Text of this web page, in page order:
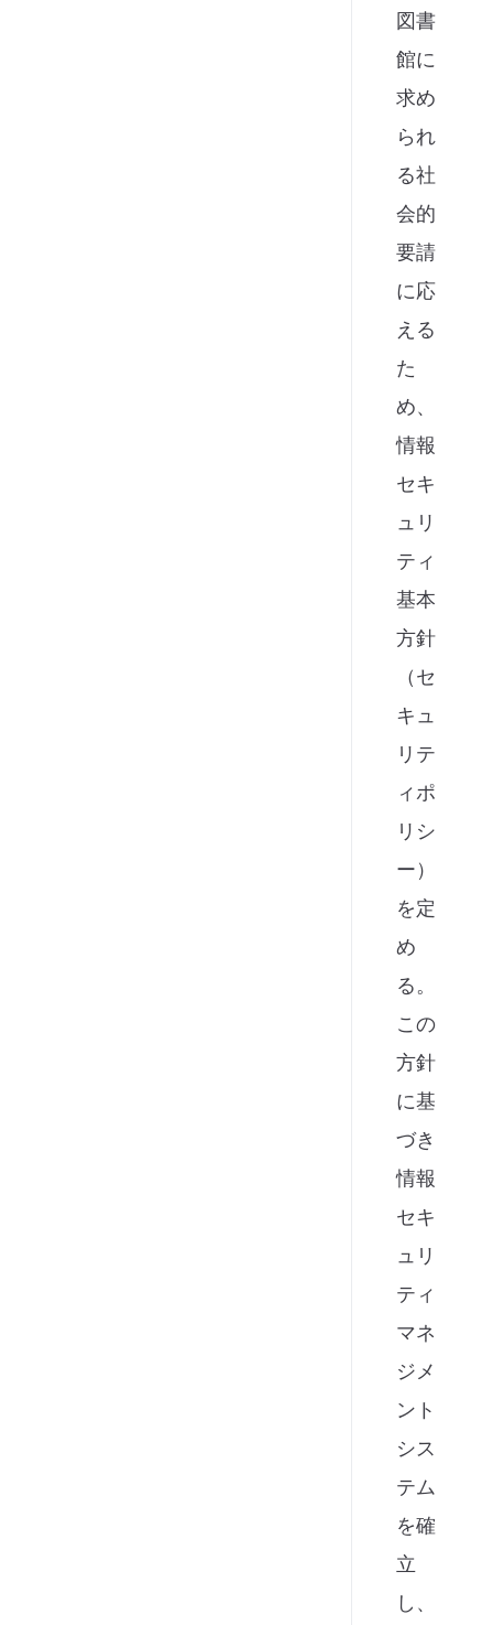
図書
館に
求め
られ
る社
会的
要請
に応
える
た
め、
情報
セキ
ュリ
ティ
基本
方針
（セ
キュ
リテ
ィポ
リシ
ー）
を定
め
る。
この
方針
に基
づき
情報
セキ
ュリ
ティ
マネ
ジメ
ント
シス
テム
を確
立
し、